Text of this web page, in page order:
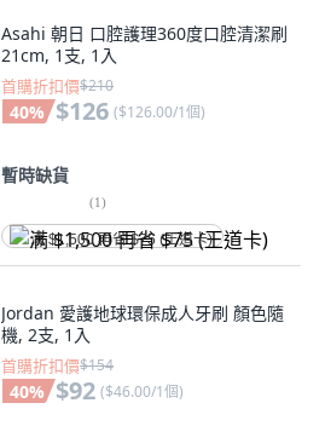
Asahi 朝日 口腔護理360度口腔清潔刷
21cm, 1支, 1入
首購折扣價$210
40% $126 ($126.00/1個)
暫時缺貨
(1)
满 $1,500 再省 $75 (王道卡)
Jordan 愛護地球環保成人牙刷 顏色隨
機, 2支, 1入
首購折扣價$154
40% $92 ($46.00/1個)